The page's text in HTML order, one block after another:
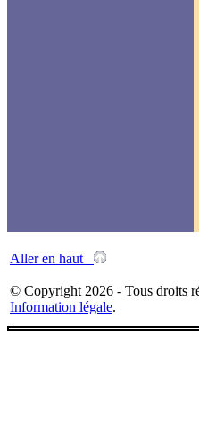
Aller en haut
© Copyright 2026 - Tous droits
Information légale.